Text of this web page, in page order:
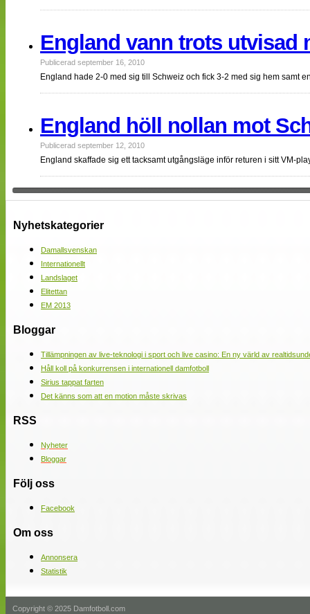
England vann trots utvisad
Publicerad september 16, 2010
England hade 2-0 med sig till Schweiz och fick 3-2 med sig hem samt
England höll nollan mot
Publicerad september 12, 2010
England skaffade sig ett tacksamt utgångsläge inför returen i sitt VM-
Nyhetskategorier
Damallsvenskan
Internationellt
Landslaget
Elitettan
EM 2013
Bloggar
Tillämpningen av live-teknologi i sport och live casino: En ny värld av
Håll koll på konkurrensen i internationell damfotboll
Sirius tappat farten
Det känns som att en motion måste skrivas
RSS
Nyheter
Bloggar
Följ oss
Facebook
Om oss
Annonsera
Statistik
Copyright © 2025 Damfotboll.com